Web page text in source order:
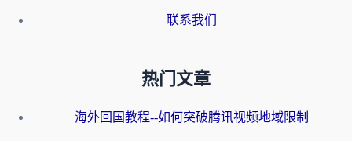
联系我们
热门文章
海外回国教程--如何突破腾讯视频地域限制